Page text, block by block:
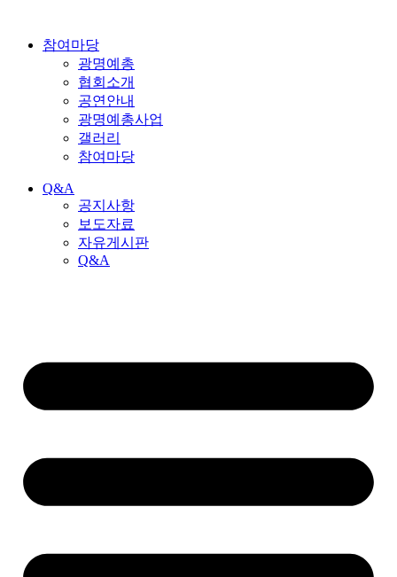
참여마당
광명예총
협회소개
공연안내
광명예총사업
갤러리
참여마당
Q&A
공지사항
보도자료
자유게시판
Q&A